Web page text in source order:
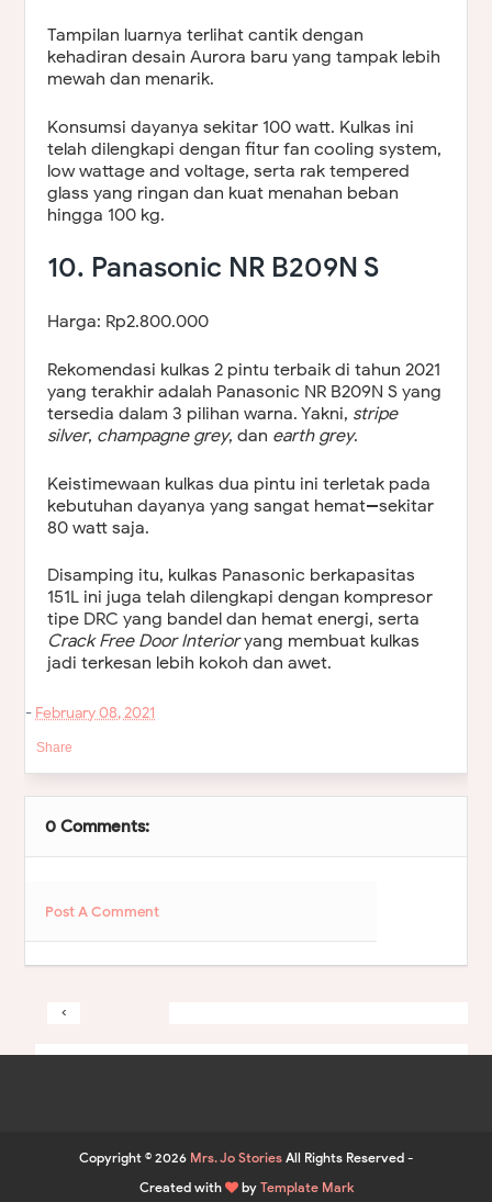
Tampilan luarnya terlihat cantik dengan
kehadiran desain Aurora baru yang tampak lebih
mewah dan menarik.
Konsumsi dayanya sekitar 100 watt. Kulkas ini
telah dilengkapi dengan fitur fan cooling system,
low wattage and voltage, serta rak tempered
glass yang ringan dan kuat menahan beban
hingga 100 kg.
10. Panasonic NR B209N S
Harga: Rp2.800.000
Rekomendasi kulkas 2 pintu terbaik di tahun 2021
yang terakhir adalah Panasonic NR B209N S yang
tersedia dalam 3 pilihan warna. Yakni, stripe
silver, champagne grey, dan earth grey.
Keistimewaan kulkas dua pintu ini terletak pada
kebutuhan dayanya yang sangat hemat--sekitar
80 watt saja.
Disamping itu, kulkas Panasonic berkapasitas
151L ini juga telah dilengkapi dengan kompresor
tipe DRC yang bandel dan hemat energi, serta
Crack Free Door Interioryang membuat kulkas
jadi terkesan lebih kokoh dan awet.
- February 08, 2021
Share
0 Comments:
Post A Comment
‹
View web version
Copyright © 2026 Mrs. Jo Stories All Rights Reserved -
Created with
by Template Mark